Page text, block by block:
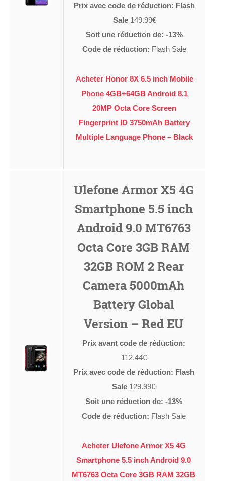
Prix avec code de réduction: Flash
Sale 149.99€
Soit une réduction de: -13%
Code de réduction: Flash Sale
Acheter Honor 8X 6.5 inch Mobile
Phone 4GB+64GB Android 8.1
20MP Octa Core Screen
Fingerprint ID 3750mAh Battery
Multiple Language Phone – Black
Ulefone Armor X5 4G
Smartphone 5.5 inch
Android 9.0 MT6763
Octa Core 3GB RAM
32GB ROM 2 Rear
Camera 5000mAh
Battery Global
Version – Red EU
Prix avant code de réduction:
112.44€
Prix avec code de réduction: Flash
Sale 129.99€
Soit une réduction de: -13%
Code de réduction: Flash Sale
Acheter Ulefone Armor X5 4G
Smartphone 5.5 inch Android 9.0
MT6763 Octa Core 3GB RAM 32GB